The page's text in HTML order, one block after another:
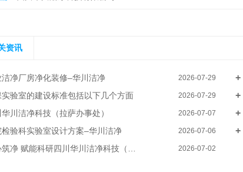
资讯
洁净厂房净化装修–华川洁净 2026-07-29
实验室的建设标准包括以下几个方面 2026-07-29
川洁净科技（拉萨办事处） 2026-07-07
检验科实验室设计方案–华川洁净 2026-07-06
赋能科研四川华川洁净科技（乌鲁木齐办事处）・新疆实验室净化装修 2026-07-02